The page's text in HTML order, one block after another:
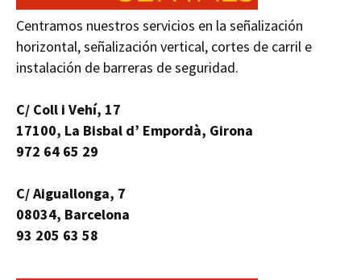
Centramos nuestros servicios en la señalización
horizontal, señalización vertical, cortes de carril e
instalación de barreras de seguridad.
C/ Coll i Vehí, 17
17100, La Bisbal d’ Empordà, Girona
972 64 65 29
C/ Aiguallonga, 7
08034, Barcelona
93 205 63 58